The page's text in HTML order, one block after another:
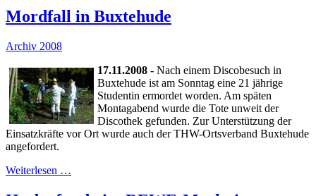
Mordfall in Buxtehude
Archiv 2008
17.11.2008 - Nach einem Discobesuch in
Buxtehude ist am Sonntag eine 21 jährige
Studentin ermordet worden. Am späten
Montagabend wurde die Tote unweit der
Discothek gefunden. Zur Unterstützung der
Einsatzkräfte vor Ort wurde auch der THW-Ortsverband Buxtehude
angefordert.
Weiterlesen …